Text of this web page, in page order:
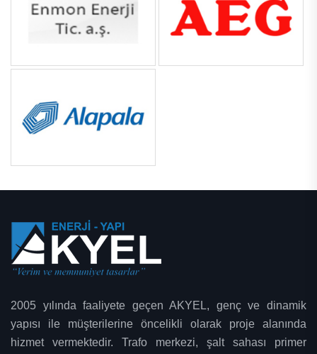
2005 yılında faaliyete geçen AKYEL, genç ve dinamik
yapısı ile müşterilerine öncelikli olarak proje alanında
hizmet vermektedir. Trafo merkezi, şalt sahası primer